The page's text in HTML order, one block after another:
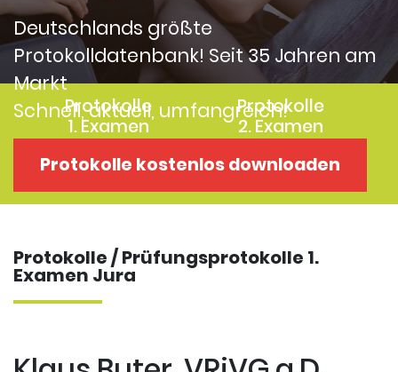
Deutschlands größte
Protokolldatenbank! Seit 35 Jahren am
Markt
Schnell, aktuell, umfangreich!
Protokolle kostenlos downloaden
Protokolle
1. Examen
Protokolle
2. Examen
Protokolle
Examensklausuren
Kostenloses
Repititorium
Protokolle / Prüfungsprotokolle 1.
Examen Jura